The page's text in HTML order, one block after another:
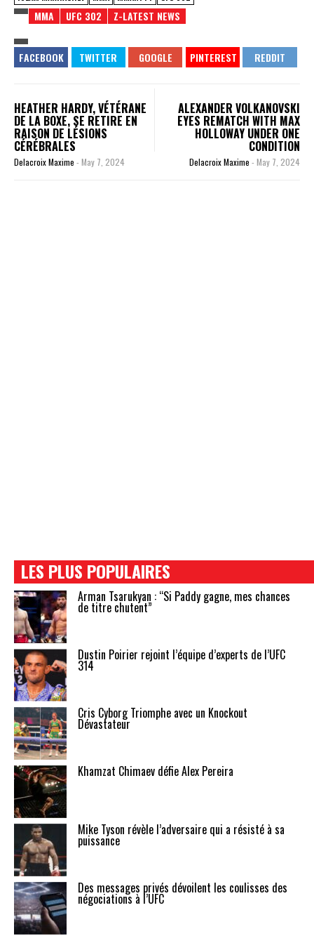
MMA UFC 302 Z-LATEST NEWS
HEATHER HARDY, VÉTÉRANE
DE LA BOXE, SE RETIRE EN
RAISON DE LÉSIONS
CÉRÉBRALES
Delacroix Maxime - May 7, 2024
ALEXANDER VOLKANOVSKI
EYES REMATCH WITH MAX
HOLLOWAY UNDER ONE
CONDITION
Delacroix Maxime - May 7, 2024
LES PLUS POPULAIRES
Arman Tsarukyan : “Si Paddy gagne, mes chances
de titre chutent”
Dustin Poirier rejoint l’équipe d’experts de l’UFC
314
Cris Cyborg Triomphe avec un Knockout
Dévastateur
Khamzat Chimaev défie Alex Pereira
Mike Tyson révèle l’adversaire qui a résisté à sa
puissance
Des messages privés dévoilent les coulisses des
négociations à l’UFC